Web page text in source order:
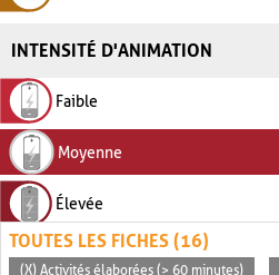
INTENSITÉ D'ANIMATION
Faible
Moyenne
Élevée
TOUTES LES FICHES (16)
(X) Activités élaborées (> 60 minutes)